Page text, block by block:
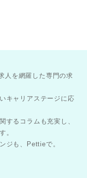
人を網羅した専門の求
キャリアステージに応
するコラムも充実し、
。
ジも、Pettieで。